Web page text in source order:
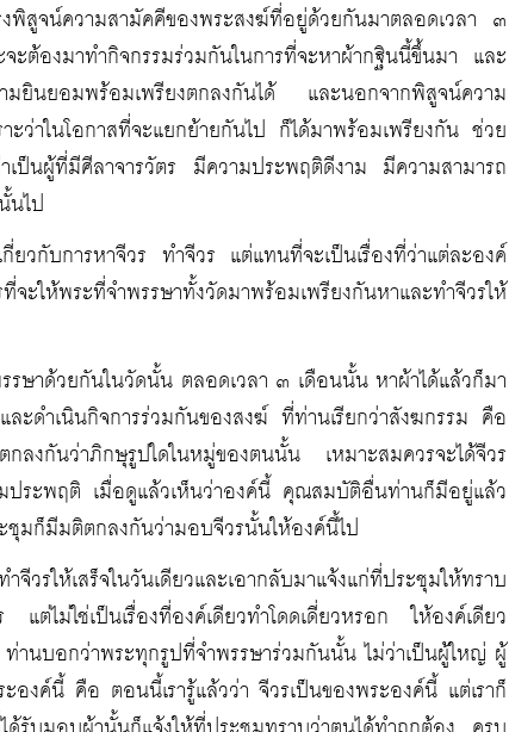
พิสูจน์ความสามัคคีของพระสงฆ์ที่อยู่ด้วยกันมาตลอดเวลา ๓
ต้องมาทำกิจกรรมร่วมกันในการที่จะหาผ้ากฐินนี้ขึ้นมา และ
ยินยอมพร้อมเพรียงตกลงกันได้ และนอกจากพิสูจน์ความ
ะว่าในโอกาสที่จะแยกย้ายกันไป ก็ได้มาพร้อมเพรียงกัน ช่วย
ป็นผู้ที่มีศีลาจารวัตร มีความประพฤติดีงาม มีความสามารถ
นไป
ยวกับการหาจีวร ทำจีวร แต่แทนที่จะเป็นเรื่องที่ว่าแต่ละองค์
ะให้พระที่จำพรรษาทั้งวัดมาพร้อมเพรียงกันหาและทำจีวรให้
าด้วยกันในวัดนั้น ตลอดเวลา ๓ เดือนนั้น หาผ้าได้แล้วก็มา
ะดำเนินกิจการร่วมกันของสงฆ์ ที่ท่านเรียกว่าสังฆกรรม คือ
ลงกันว่าภิกษุรูปใดในหมู่ของตนนั้น เหมาะสมควรจะได้จีวร
ประพฤติ เมื่อดูแล้วเห็นว่าองค์นี้ คุณสมบัติอื่นท่านก็มีอยู่แล้ว
มก็มีมติตกลงกันว่ามอบจีวรนั้นให้องค์นี้ไป
วรให้เสร็จในวันเดียวและเอากลับมาแจ้งแก่ที่ประชุมให้ทราบ
ต่ไม่ใช่เป็นเรื่องที่องค์เดียวทำโดดเดี่ยวหรอก ให้องค์เดียว
านบอกว่าพระทุกรูปที่จำพรรษาร่วมกันนั้น ไม่ว่าเป็นผู้ใหญ่ ผู้
งค์นี้ คือ ตอนนี้เรารู้แล้วว่า จีวรเป็นของพระองค์นี้ แต่เราก็